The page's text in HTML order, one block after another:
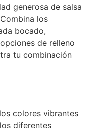
generosa de salsa
los
bocado,
de relleno
tu combinación
colores vibrantes
diferentes